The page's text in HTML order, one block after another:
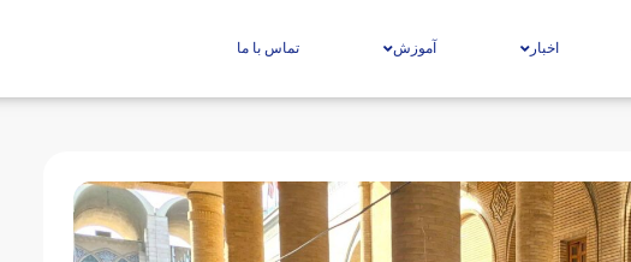
اخبار آموزش تماس با ما